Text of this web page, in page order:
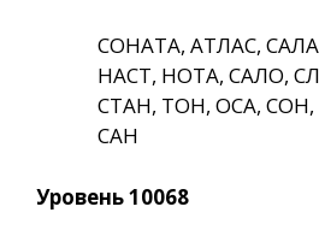
СОНАТА, АТЛАС,
НАСТ, НОТА, САЛО,
СТАН, ТОН, ОСА,
САН
Уровень 10068